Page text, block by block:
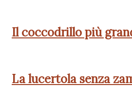
Il coccodrillo più
La lucertola senza